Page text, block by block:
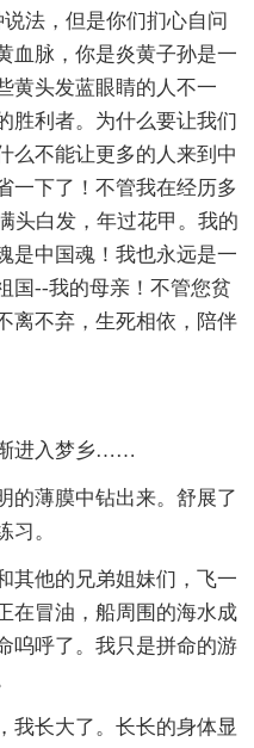
法，但是你们扪心自问
血脉，你是炎黄子孙是一
黄头发蓝眼睛的人不一
胜利者。为什么要让我们
么不能让更多的人来到中
一下了！不管我在经历多
头白发，年过花甲。我的
是中国魂！我也永远是一
国--我的母亲！不管您贫
离不弃，生死相依，陪伴
进入梦乡……
的薄膜中钻出来。舒展了
习。
其他的兄弟姐妹们，飞一
在冒油，船周围的海水成
呜呼了。我只是拼命的游
我长大了。长长的身体显